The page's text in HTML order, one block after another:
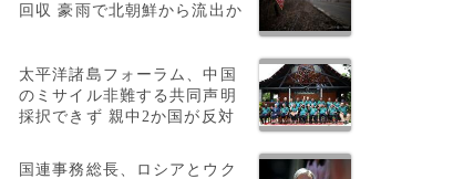
回収 豪雨で北朝鮮から流出か
太平洋諸島フォーラム、中国
のミサイル非難する共同声明
採択できず 親中2か国が反対
国連事務総長、ロシアとウク